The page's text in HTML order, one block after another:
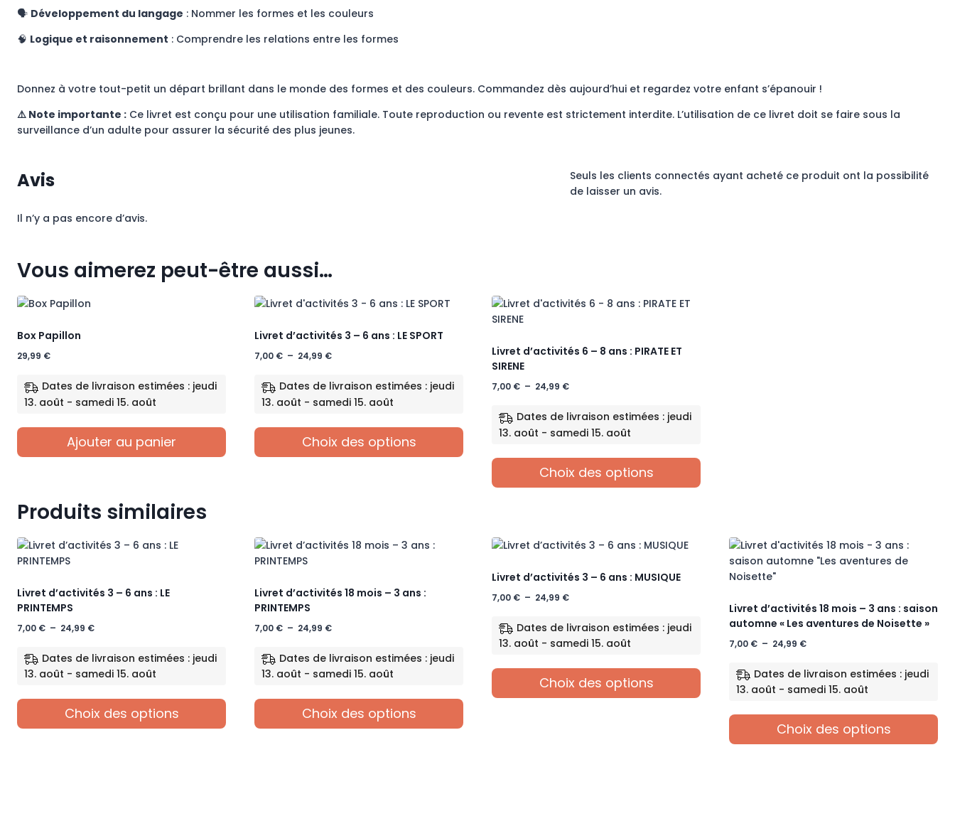
🗣️ Développement du langage : Nommer les formes et les couleurs
🧠 Logique et raisonnement : Comprendre les relations entre les formes
Donnez à votre tout-petit un départ brillant dans le monde des formes et des couleurs. Commandez dès aujourd’hui et regardez votre enfant s’épanouir !
⚠️ Note importante : Ce livret est conçu pour une utilisation familiale. Toute reproduction ou revente est strictement interdite. L’utilisation de ce livret doit se faire sous la
surveillance d’un adulte pour assurer la sécurité des plus jeunes.
Avis
Il n’y a pas encore d’avis.
Seuls les clients connectés ayant acheté ce produit ont la possibilité
de laisser un avis.
Vous aimerez peut-être aussi…
Box Papillon
29,99 €
Dates de livraison estimées : jeudi
13. août - samedi 15. août
Ajouter au panier
Livret d’activités 3 – 6 ans : LE SPORT
7,00 € – 24,99 €Plage
prix :
7,00 €
à
Dates de livraison estimées : jeudi
13. août - samedi 15. août
Choix des options
Les
options
être
choisies
la
page
du
Livret d’activités 6 – 8 ans : PIRATE ET
SIRENE
7,00 € – 24,99 €Plage
prix :
7,00 €
à
Dates de livraison estimées : jeudi
13. août - samedi 15. août
Choix des options
plusieurs
Les
peuvent
choisies
sur
la
du
Produits similaires
Livret d’activités 3 – 6 ans : LE
PRINTEMPS
7,00 € – 24,99 €Plage
prix :
7,00 €
à
Dates de livraison estimées : jeudi
13. août - samedi 15. août
Choix des options
Livret d’activités 18 mois – 3 ans :
PRINTEMPS
7,00 € – 24,99 €Plage
prix :
7,00 €
à
Dates de livraison estimées : jeudi
13. août - samedi 15. août
Choix des options
Livret d’activités 3 – 6 ans : MUSIQUE
7,00 € – 24,99 €Plage
prix :
7,00 €
à
Dates de livraison estimées : jeudi
13. août - samedi 15. août
Choix des options
Livret d’activités 18 mois – 3 ans : saison
automne « Les aventures de Noisette »
7,00 € – 24,99 €Plage
prix :
7,00 €
à
Dates de livraison estimées : jeudi
13. août - samedi 15. août
Choix des options